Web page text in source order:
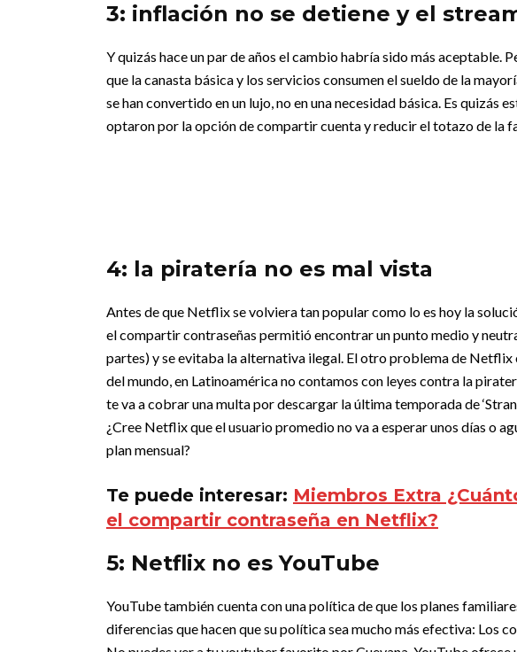
3: inflación no se detiene y el
Y quizás hace un par de años el cambio habría sido más aceptable.
que la canasta básica y los servicios consumen el sueldo de la
se han convertido en un lujo, no en una necesidad básica. Es quizás
optaron por la opción de compartir cuenta y reducir el totazo de la
4: la piratería no es mal vista
Antes de que Netflix se volviera tan popular como lo es hoy la
el compartir contraseñas permitió encontrar un punto medio y
partes) y se evitaba la alternativa ilegal. El otro problema de Netflix
del mundo, en Latinoamérica no contamos con leyes contra la
te va a cobrar una multa por descargar la última temporada de
¿Cree Netflix que el usuario promedio no va a esperar unos días o
plan mensual?
Te puede interesar: Miembros Extra
el compartir contraseña en Netflix?
5: Netflix no es YouTube
YouTube también cuenta con una política de que los planes
diferencias que hacen que su política sea mucho más efectiva: Los